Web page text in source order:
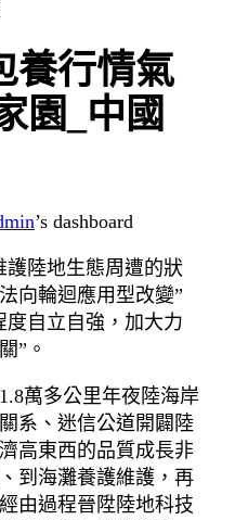
養行情氣
園_中國
’s dashboard
護陸地生態周遭的狀
向輪迴應用型改變”
度自立自強，加大力
”。
萬多公里年夜陸海岸
系、迷信公道開闢陸
高東西的品質成長非
到海灘養護維護，再
由過程晉陞陸地科技